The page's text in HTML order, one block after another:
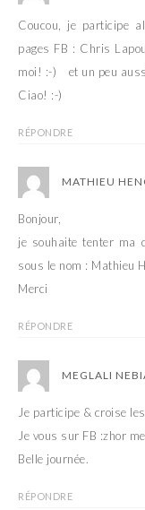
Coucou, je participe
pages FB : Chris
moi! :-) et un peu
Ciao! :-)
RÉPONDRE
MATHIEU
Bonjour,
je souhaite tenter ma
sous le nom : Mathieu
Merci
RÉPONDRE
MEGLALI
Je participe & croise
Je vous sur FB :zhor
Belle journée.
RÉPONDRE